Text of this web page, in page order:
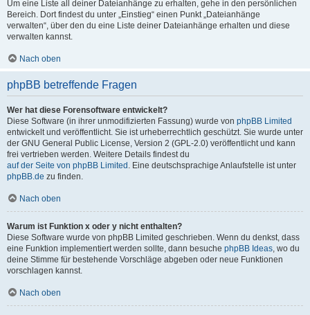
Um eine Liste all deiner Dateianhänge zu erhalten, gehe in den persönlichen
Bereich. Dort findest du unter „Einstieg“ einen Punkt „Dateianhänge
verwalten“, über den du eine Liste deiner Dateianhänge erhalten und diese
verwalten kannst.
Nach oben
phpBB betreffende Fragen
Wer hat diese Forensoftware entwickelt?
Diese Software (in ihrer unmodifizierten Fassung) wurde von phpBB Limited
entwickelt und veröffentlicht. Sie ist urheberrechtlich geschützt. Sie wurde unter
der GNU General Public License, Version 2 (GPL-2.0) veröffentlicht und kann
frei vertrieben werden. Weitere Details findest du
auf der Seite von phpBB Limited . Eine deutschsprachige Anlaufstelle ist unter
phpBB.de zu finden.
Nach oben
Warum ist Funktion x oder y nicht enthalten?
Diese Software wurde von phpBB Limited geschrieben. Wenn du denkst, dass
eine Funktion implementiert werden sollte, dann besuche phpBB Ideas, wo du
deine Stimme für bestehende Vorschläge abgeben oder neue Funktionen
vorschlagen kannst.
Nach oben